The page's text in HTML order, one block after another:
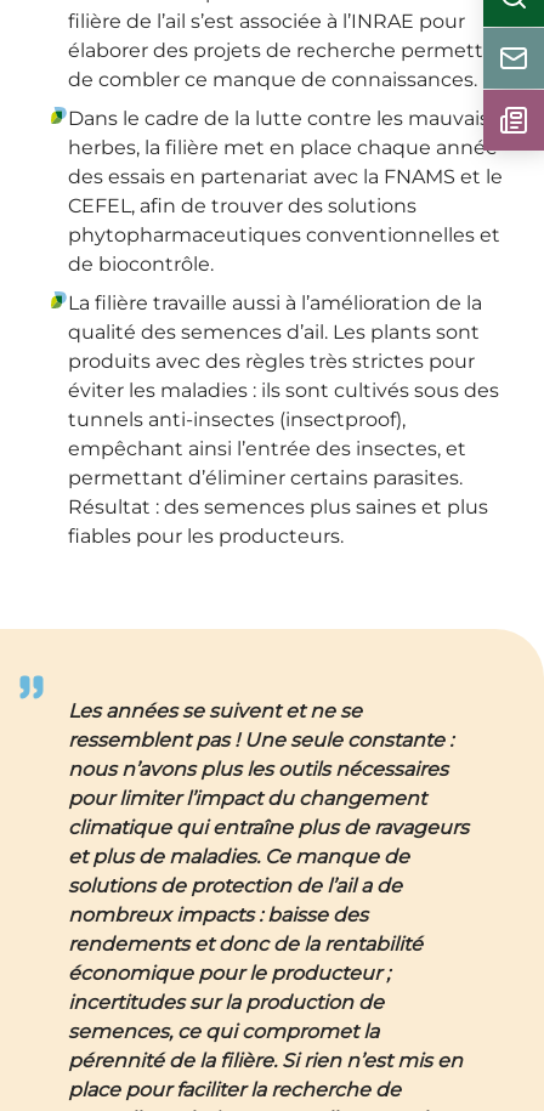
filière de l’ail s’est associée à l’INRAE pour
élaborer des projets de recherche permettant
de combler ce manque de connaissances.
Dans le cadre de la lutte contre les mauvaises
herbes, la filière met en place chaque année
des essais en partenariat avec la FNAMS et le
CEFEL, afin de trouver des solutions
phytopharmaceutiques conventionnelles et
de biocontrôle.
La filière travaille aussi à l’amélioration de la
qualité des semences d’ail. Les plants sont
produits avec des règles très strictes pour
éviter les maladies : ils sont cultivés sous des
tunnels anti-insectes (insectproof),
empêchant ainsi l’entrée des insectes, et
permettant d’éliminer certains parasites.
Résultat : des semences plus saines et plus
fiables pour les producteurs.
Les années se suivent et ne se
ressemblent pas ! Une seule constante :
nous n’avons plus les outils nécessaires
pour limiter l’impact du changement
climatique qui entraîne plus de ravageurs
et plus de maladies. Ce manque de
solutions de protection de l’ail a de
nombreux impacts : baisse des
rendements et donc de la rentabilité
économique pour le producteur ;
incertitudes sur la production de
semences, ce qui compromet la
pérennité de la filière. Si rien n’est mis en
place pour faciliter la recherche de